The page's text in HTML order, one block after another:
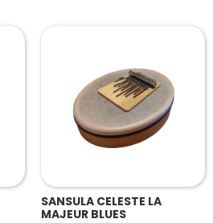
SANSULA CELESTE LA
MAJEUR BLUES